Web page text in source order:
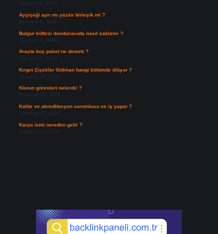
Ağustos 6, 2026
Ayçiçeği ayrı mı yazılır birleşik mi ?
Ağustos 5, 2026
Bulgur köftesi dondurucuda nasıl saklanır ?
Ağustos 4, 2026
Araçta boş paket ne demek ?
Ağustos 4, 2026
Kırgın Çiçekler Gökhan hangi bölümde ölüyor ?
Temmuz 27, 2026
Klorun görevleri nelerdir ?
Temmuz 25, 2026
Kalite ve akreditasyon sorumlusu ne iş yapar ?
Temmuz 23, 2026
Karya ismi nereden gelir ?
Temmuz 17, 2026